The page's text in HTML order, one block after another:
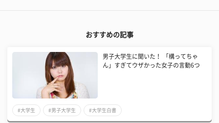
おすすめの記事
男子大学生に聞いた！ 「構ってちゃ
ん」すぎてウザかった女子の言動6つ
#大学生 #男子大学生 #大学生白書